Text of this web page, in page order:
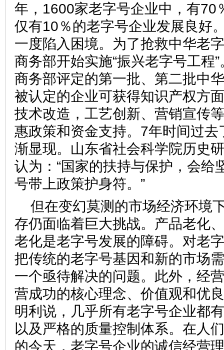
年，1600家老字号企业中，有70
仅有10％的老字号企业发展良好
一度陷入困境。为了抢救中华老
商务部开始实施“振兴老字号工程
商务部评定的第一批、第二批中
被认定的企业可获得知识产权方
技术改造，工艺创新、营销宣传
惠政策和资金支持。7年时间过
渐显现。山东省社会科学院历史
认为：“国家的扶持与保护，会给
号带上政策护身符。”
但在变幻莫测的市场经济环境
存仍面临着巨大挑战。产品老化
老化是老字号发展的障碍。对老
把传统的老字号基因和新的市场
一个亟待解决的问题。此外，经
营成功的核心理念、价值观和优
明利说，几乎所有老字号企业都
以及严格的质量控制体系。在人
的今天，老字号企业的诚信经营